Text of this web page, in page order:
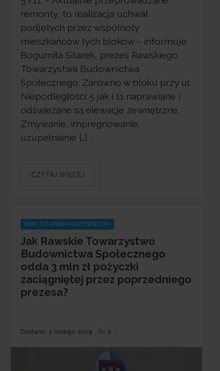
remonty, to realizacja uchwał
podjętych przez wspólnoty
mieszkańców tych bloków – informuje
Bogumiła Sitarek, prezes Rawskiego
Towarzystwa Budownictwa
Społecznego. Zarówno w bloku przy ul.
Niepodległości 5 jak i 11 naprawiane i
odświeżane są elewacje zewnętrzne.
Zmywanie, impregnowanie,
uzupełnianie […]
CZYTAJ WIĘCEJ
Categories
MIASTO RAWA MAZOWIECKA
Jak Rawskie Towarzystwo
Budownictwa Społecznego
odda 3 mln zł pożyczki
zaciągniętej przez poprzedniego
prezesa?
Dodane
Dodano 5 lutego 2019 0